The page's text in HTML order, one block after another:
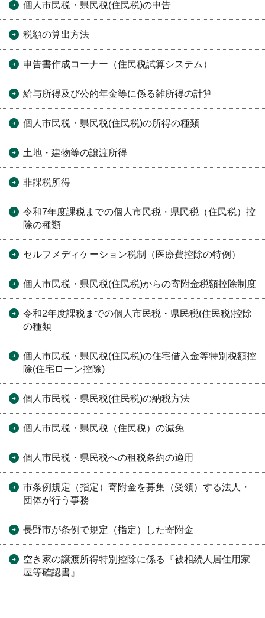
個人市民税・県民税(住民税)の申告
税額の算出方法
申告書作成コーナー（住民税試算システム）
給与所得及び公的年金等に係る雑所得の計算
個人市民税・県民税(住民税)の所得の種類
土地・建物等の譲渡所得
非課税所得
令和7年度課税までの個人市民税・県民税（住民税）控
除の種類
セルフメディケーション税制（医療費控除の特例）
個人市民税・県民税(住民税)からの寄附金税額控除制度
令和2年度課税までの個人市民税・県民税(住民税)控除
の種類
個人市民税・県民税(住民税)の住宅借入金等特別税額控
除(住宅ローン控除)
個人市民税・県民税(住民税)の納税方法
個人市民税・県民税（住民税）の減免
個人市民税・県民税への租税条約の適用
市条例規定（指定）寄附金を募集（受領）する法人・
団体が行う事務
長野市が条例で規定（指定）した寄附金
空き家の譲渡所得特別控除に係る『被相続人居住用家
屋等確認書』